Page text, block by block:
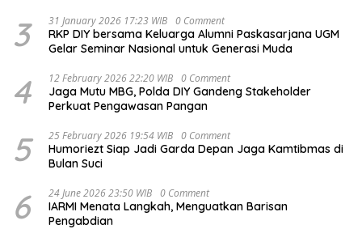
3 31 January 2026 17:23 WIB 0 Comment
RKP DIY bersama Keluarga Alumni Paskasarjana UGM
Gelar Seminar Nasional untuk Generasi Muda
4 12 February 2026 22:20 WIB 0 Comment
Jaga Mutu MBG, Polda DIY Gandeng Stakeholder
Perkuat Pengawasan Pangan
5 25 February 2026 19:54 WIB 0 Comment
Humoriezt Siap Jadi Garda Depan Jaga Kamtibmas di
Bulan Suci
6 24 June 2026 23:50 WIB 0 Comment
IARMI Menata Langkah, Menguatkan Barisan
Pengabdian